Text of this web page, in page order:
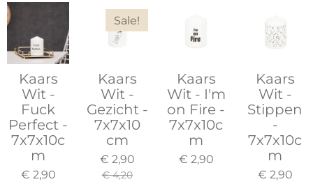
Kaars
Wit -
Fuck
Perfect -
7x7x10c
m
€ 2,90
Sale!
Kaars
Wit -
Gezicht -
7x7x10
cm
€ 2,90
€ 4,20
Kaars
Wit - I'm
on Fire -
7x7x10c
m
€ 2,90
Kaars
Wit -
Stippen
-
7x7x10c
m
€ 2,90